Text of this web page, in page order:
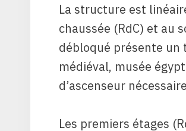
La structure est
chaussée (RdC) et au
débloqué présente un
médiéval, musée
d’ascenseur
Les premiers étages